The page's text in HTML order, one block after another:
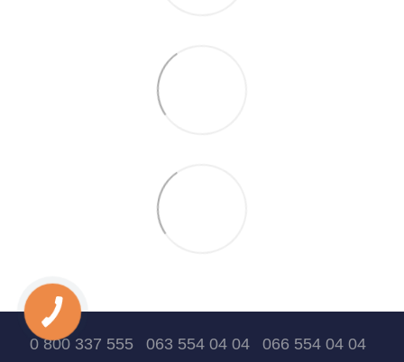
0 800 337 555 063 554 04 04 066 554 04 04